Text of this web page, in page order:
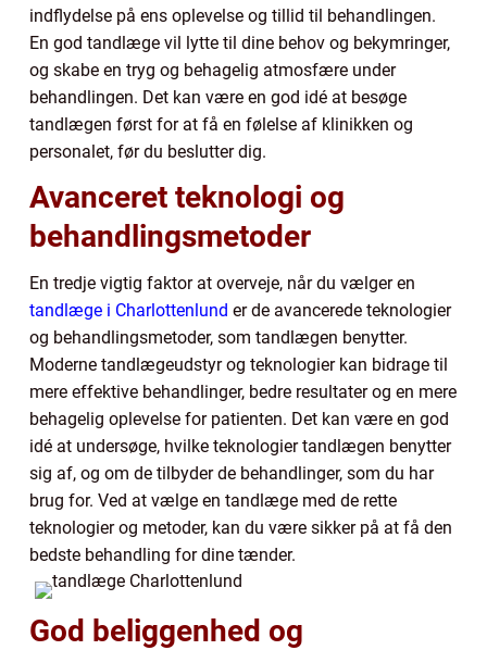
indflydelse på ens oplevelse og tillid til behandlingen.
En god tandlæge vil lytte til dine behov og bekymringer,
og skabe en tryg og behagelig atmosfære under
behandlingen. Det kan være en god idé at besøge
tandlægen først for at få en følelse af klinikken og
personalet, før du beslutter dig.
Avanceret teknologi og
behandlingsmetoder
En tredje vigtig faktor at overveje, når du vælger en
tandlæge i Charlottenlund er de avancerede teknologier
og behandlingsmetoder, som tandlægen benytter.
Moderne tandlægeudstyr og teknologier kan bidrage til
mere effektive behandlinger, bedre resultater og en mere
behagelig oplevelse for patienten. Det kan være en god
idé at undersøge, hvilke teknologier tandlægen benytter
sig af, og om de tilbyder de behandlinger, som du har
brug for. Ved at vælge en tandlæge med de rette
teknologier og metoder, kan du være sikker på at få den
bedste behandling for dine tænder.
God beliggenhed og